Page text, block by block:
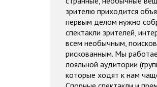
зрителю приходится
первым делом нужно
спектакли зрителей,
всем необычным,
рискованным. Мы
лояльной аудитории
которые ходят к нам